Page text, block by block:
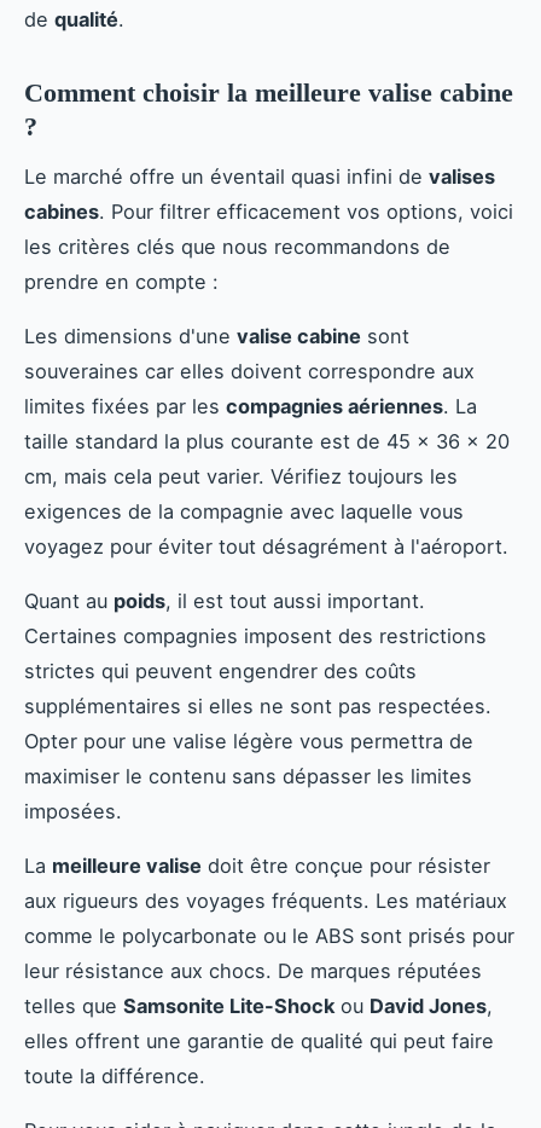
de qualité.
Comment choisir la meilleure valise cabine
?
Le marché offre un éventail quasi infini de valises
cabines. Pour filtrer efficacement vos options, voici
les critères clés que nous recommandons de
prendre en compte :
Les dimensions d'une valise cabine sont
souveraines car elles doivent correspondre aux
limites fixées par les compagnies aériennes. La
taille standard la plus courante est de 45 x 36 x 20
cm, mais cela peut varier. Vérifiez toujours les
exigences de la compagnie avec laquelle vous
voyagez pour éviter tout désagrément à l'aéroport.
Quant au poids, il est tout aussi important.
Certaines compagnies imposent des restrictions
strictes qui peuvent engendrer des coûts
supplémentaires si elles ne sont pas respectées.
Opter pour une valise légère vous permettra de
maximiser le contenu sans dépasser les limites
imposées.
La meilleure valise doit être conçue pour résister
aux rigueurs des voyages fréquents. Les matériaux
comme le polycarbonate ou le ABS sont prisés pour
leur résistance aux chocs. De marques réputées
telles que Samsonite Lite-Shockou David Jones,
elles offrent une garantie de qualité qui peut faire
toute la différence.